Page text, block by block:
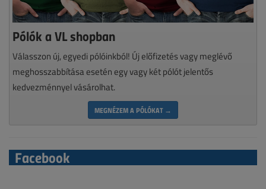
Pólók a VL shopban
Válasszon új, egyedi pólóinkból! Új előfizetés vagy meglévő
meghosszabbítása esetén egy vagy két pólót jelentős
kedvezménnyel vásárolhat.
MEGNÉZEM A PÓLÓKAT →
Facebook